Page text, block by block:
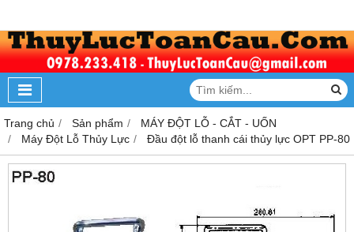
Trang chủ Sản phẩm
MÁY ĐỘT LỖ - CẮT - UỐN
Máy Đột Lỗ Thủy Lực
Đầu đột lỗ thanh cái thủy lực OPT PP-80